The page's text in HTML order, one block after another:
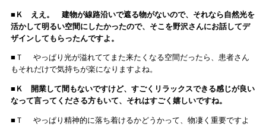
■Ｋ ええ。 建物が線路沿いで遮る物がないので、それなら自然光を
活かして明るい空間にしたかったので、そこを野沢さんにお話してデ
ザインしてもらったんですよ。
■Ｔ やっぱり光が溢れててまた来たくなる空間だったら、患者さん
もそれだけで気持ちが楽になりますよね。
■Ｋ 開業して間もないですけど、すごくリラックスできる感じが良い
なって言ってくださる方もいて、それはすごく嬉しいですね。
■Ｔ やっぱり精神的に落ち着けるかどうかって、物凄く重要ですよ